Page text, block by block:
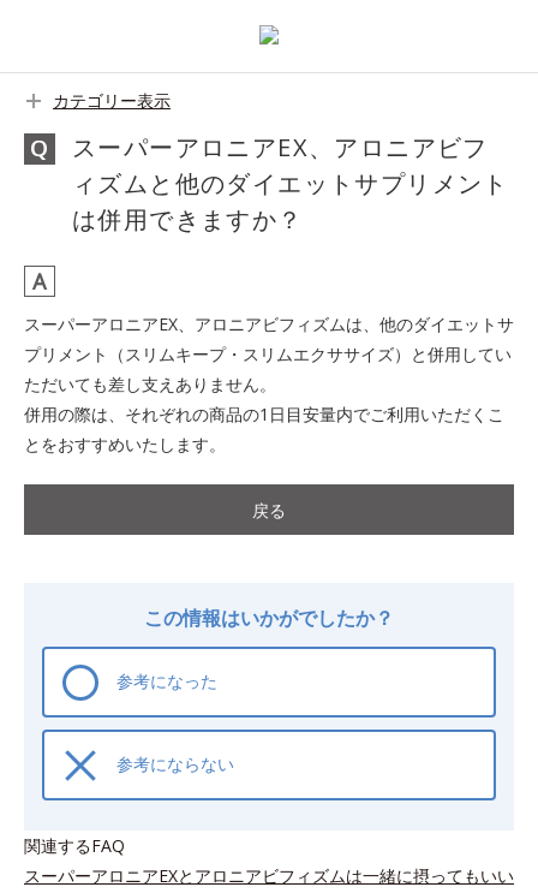
カテゴリー表示
スーパーアロニアEX、アロニアビフ
ィズムと他のダイエットサプリメント
は併用できますか？
スーパーアロニアEX、アロニアビフィズムは、他のダイエットサ
プリメント（スリムキープ・スリムエクササイズ）と併用してい
ただいても差し支えありません。
併用の際は、それぞれの商品の1日目安量内でご利用いただくこ
とをおすすめいたします。
戻る
この情報はいかがでしたか？
参考になった
参考にならない
関連するFAQ
スーパーアロニアEXとアロニアビフィズムは一緒に摂ってもいい